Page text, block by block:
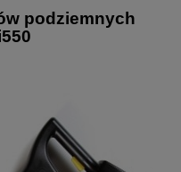
podziemnych